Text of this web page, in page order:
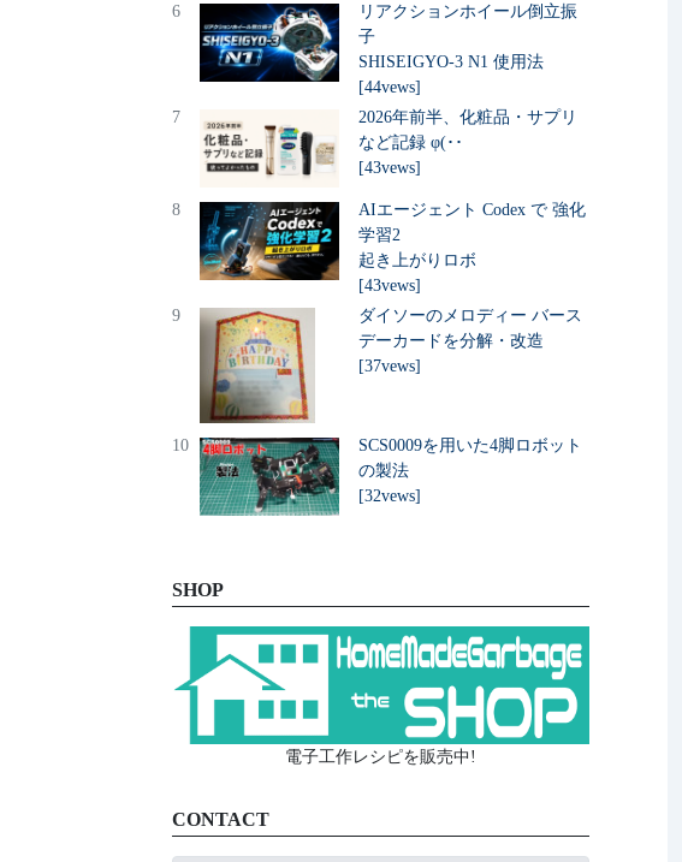
6
リアクションホイール倒立振
子
SHISEIGYO-3 N1 使用法
[44vews]
7
2026年前半、化粧品・サプリ
など記録 φ(･･
[43vews]
8
AIエージェント Codex で 強化
学習2
起き上がりロボ
[43vews]
9
ダイソーのメロディー バース
デーカードを分解・改造
[37vews]
10
SCS0009を用いた4脚ロボット
の製法
[32vews]
SHOP
電子工作レシピを販売中!
CONTACT